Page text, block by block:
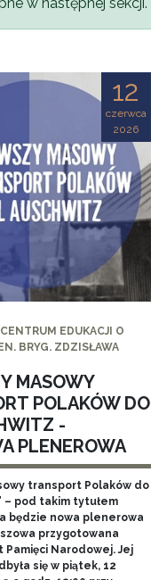
12
czerwca
2026
EDUKACJI O
BRYG. ZDZISŁAWA
MASOWY
POLAKÓW DO
-
PLENEROWA
transport Polaków do
– pod takim tytułem
będzie nowa plenerowa
przygotowana
Narodowej. Jej
się w piątek, 12